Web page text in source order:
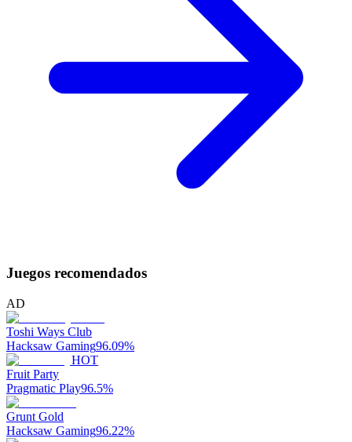
Juegos recomendados
AD
Toshi Ways Club
Hacksaw Gaming96.09%
HOT
Fruit Party
Pragmatic Play96.5%
Grunt Gold
Hacksaw Gaming96.22%